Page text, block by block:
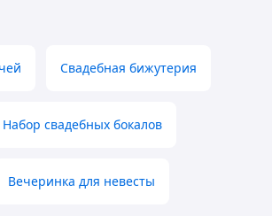
Свадебная бижутерия
Набор свадебных бокалов
Вечеринка для невесты